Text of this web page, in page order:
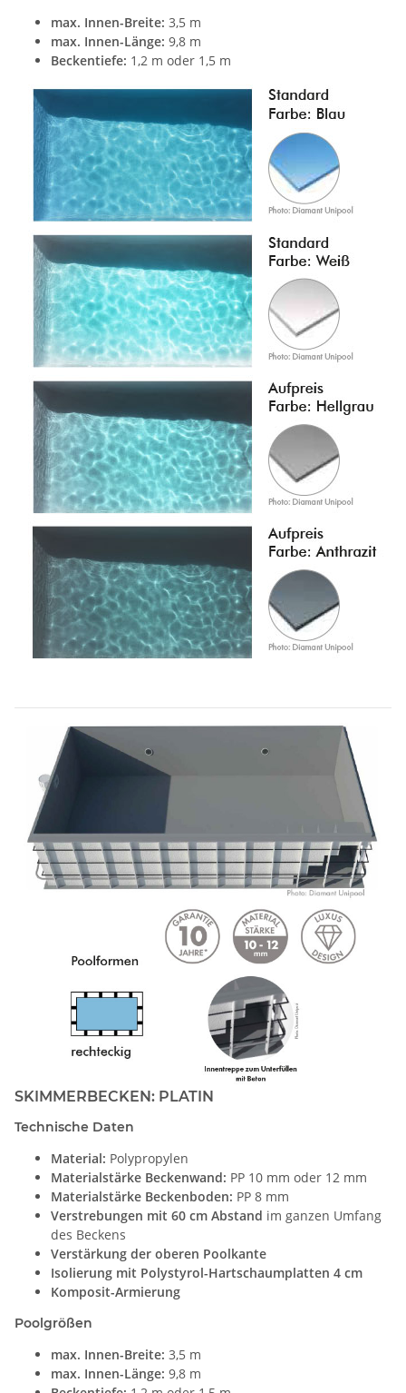
max. Innen-Breite: 3,5 m
max. Innen-Länge: 9,8 m
Beckentiefe: 1,2 m oder 1,5 m
SKIMMERBECKEN: PLATIN
Technische Daten
Material: Polypropylen
Materialstärke Beckenwand: PP 10 mm oder 12 mm
Materialstärke Beckenboden: PP 8 mm
Verstrebungen mit 60 cm Abstand im ganzen Umfang
des Beckens
Verstärkung der oberen Poolkante
Isolierung mit Polystyrol-Hartschaumplatten 4 cm
Komposit-Armierung
Poolgrößen
max. Innen-Breite: 3,5 m
max. Innen-Länge: 9,8 m